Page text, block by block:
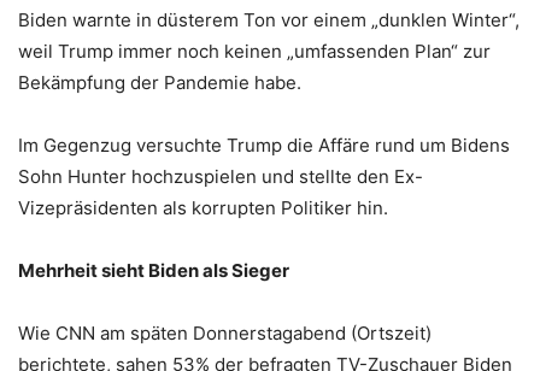
Biden warnte in düsterem Ton vor einem „dunklen Winter“,
weil Trump immer noch keinen „umfassenden Plan“ zur
Bekämpfung der Pandemie habe.
Im Gegenzug versuchte Trump die Affäre rund um Bidens
Sohn Hunter hochzuspielen und stellte den Ex-
Vizepräsidenten als korrupten Politiker hin.
Mehrheit sieht Biden als Sieger
Wie CNN am späten Donnerstagabend (Ortszeit)
berichtete, sahen 53% der befragten TV-Zuschauer Biden